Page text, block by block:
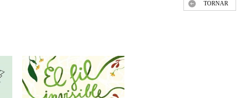
TORNAR